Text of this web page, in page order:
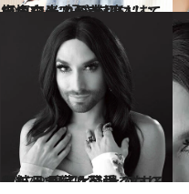
2020.10.22
板垣李光人が大切にしていること“好きを楽しむ、自由な人こそ美しい”
ビューティ＆ヘルス
2017.2.26
男だって実は可愛くなりたい！ 男子とシェアする化粧品が続々登場
ビューティ＆ヘルス